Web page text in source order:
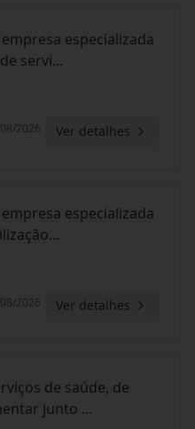
especializada
servi...
2026 Ver detalhes
especializada
...
2026 Ver detalhes
de saúde, de
junto ...